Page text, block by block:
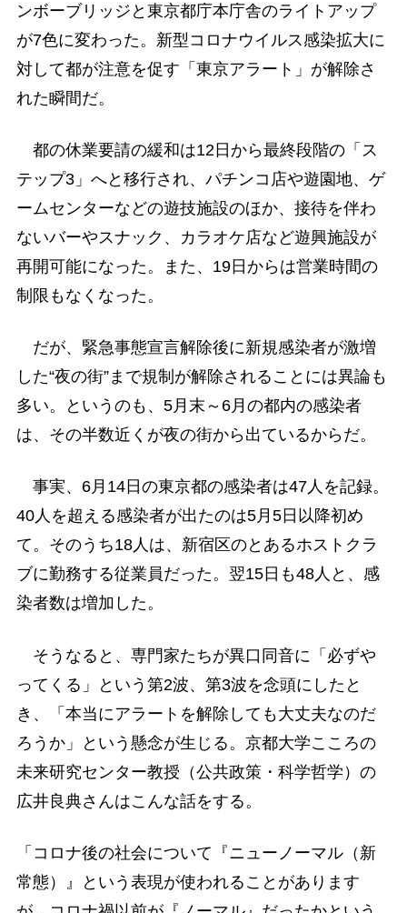
ンボーブリッジと東京都庁本庁舎のライトアップ
が7色に変わった。新型コロナウイルス感染拡大に
対して都が注意を促す「東京アラート」が解除さ
れた瞬間だ。
都の休業要請の緩和は12日から最終段階の「ス
テップ3」へと移行され、パチンコ店や遊園地、ゲ
ームセンターなどの遊技施設のほか、接待を伴わ
ないバーやスナック、カラオケ店など遊興施設が
再開可能になった。また、19日からは営業時間の
制限もなくなった。
だが、緊急事態宣言解除後に新規感染者が激増
した“夜の街”まで規制が解除されることには異論も
多い。というのも、5月末～6月の都内の感染者
は、その半数近くが夜の街から出ているからだ。
事実、6月14日の東京都の感染者は47人を記録。
40人を超える感染者が出たのは5月5日以降初め
て。そのうち18人は、新宿区のとあるホストクラ
ブに勤務する従業員だった。翌15日も48人と、感
染者数は増加した。
そうなると、専門家たちが異口同音に「必ずや
ってくる」という第2波、第3波を念頭にしたと
き、「本当にアラートを解除しても大丈夫なのだ
ろうか」という懸念が生じる。京都大学こころの
未来研究センター教授（公共政策・科学哲学）の
広井良典さんはこんな話をする。
「コロナ後の社会について『ニューノーマル（新
常態）』という表現が使われることがあります